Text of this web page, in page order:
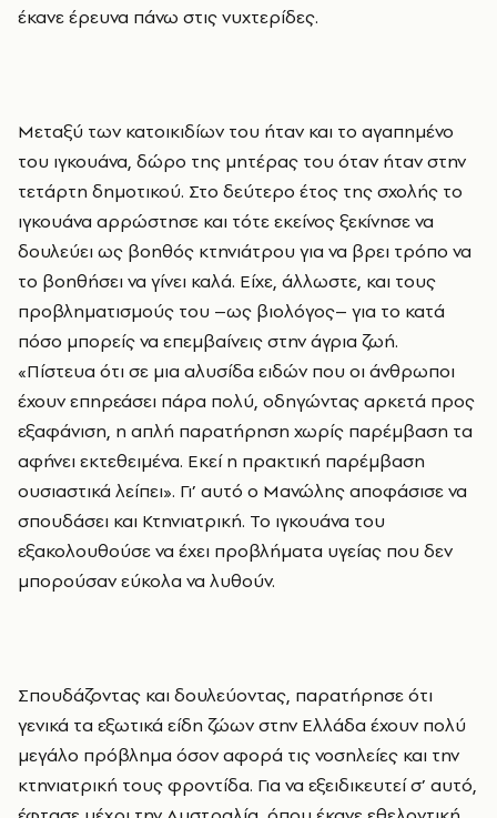
έκανε έρευνα πάνω στις νυχτερίδες.
Μεταξύ των κατοικιδίων του ήταν και το αγαπημένο
του ιγκουάνα, δώρο της μητέρας του όταν ήταν στην
τετάρτη δημοτικού. Στο δεύτερο έτος της σχολής το
ιγκουάνα αρρώστησε και τότε εκείνος ξεκίνησε να
δουλεύει ως βοηθός κτηνιάτρου για να βρει τρόπο να
το βοηθήσει να γίνει καλά. Είχε, άλλωστε, και τους
προβληματισμούς του –ως βιολόγος– για το κατά
πόσο μπορείς να επεμβαίνεις στην άγρια ζωή.
«Πίστευα ότι σε μια αλυσίδα ειδών που οι άνθρωποι
έχουν επηρεάσει πάρα πολύ, οδηγώντας αρκετά προς
εξαφάνιση, η απλή παρατήρηση χωρίς παρέμβαση τα
αφήνει εκτεθειμένα. Εκεί η πρακτική παρέμβαση
ουσιαστικά λείπει». Γι’ αυτό ο Μανώλης αποφάσισε να
σπουδάσει και Κτηνιατρική. Το ιγκουάνα του
εξακολουθούσε να έχει προβλήματα υγείας που δεν
μπορούσαν εύκολα να λυθούν.
Σπουδάζοντας και δουλεύοντας, παρατήρησε ότι
γενικά τα εξωτικά είδη ζώων στην Ελλάδα έχουν πολύ
μεγάλο πρόβλημα όσον αφορά τις νοσηλείες και την
κτηνιατρική τους φροντίδα. Για να εξειδικευτεί σ’ αυτό,